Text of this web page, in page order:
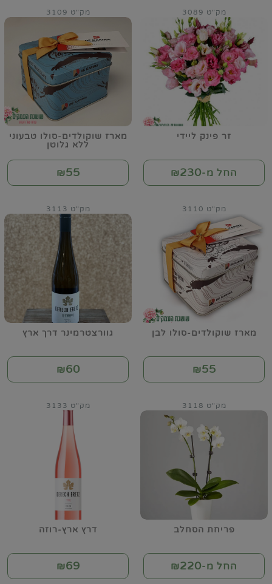
זר פינק ליידי
מק"ט 3089
החל מ-₪230
מארז שוקולדים-סולו טבעוני
ללא גלוטן
מק"ט 3109
₪55
מארז שוקולדים-סולו לבן
מק"ט 3110
₪55
גוורצטרמינר דרך ארץ
מק"ט 3113
₪60
פריחת הסחלב
מק"ט 3118
החל מ-₪220
דרץ ארץ-רוזה
מק"ט 3133
₪69